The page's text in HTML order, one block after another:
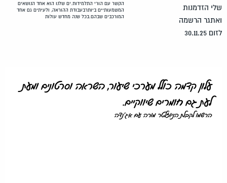
הקשר עם הורי התלמידות.ים שלנו הוא אחד הנושאים
המשמעותיים ביותרבעבודת ההוראה, ולעיתים גם אחד
המורכבים שבהם.בכל שנה מחדש עולות
עלון קדמה כולל מערכי שיעור, השראה וסרטונים ומעת
לעת גם חומרים שיווקיים.
הרשמו לקבלת הניוזלטר מורה עם אג'נדה